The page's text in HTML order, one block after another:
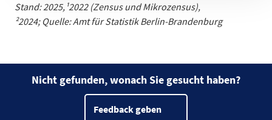
Stand: 2025, ¹2022 (Zensus und Mikrozensus),
²2024; Quelle: Amt für Statistik Berlin-Brandenburg
Nicht gefunden, wonach Sie gesucht haben?
Feedback geben